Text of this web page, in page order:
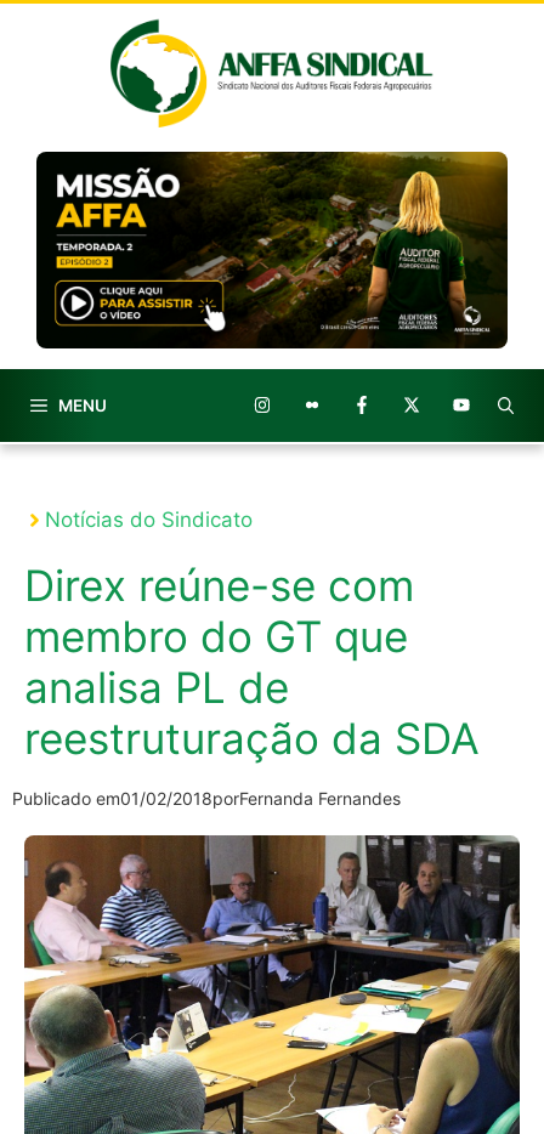
MENU
Notícias do Sindicato
Direx reúne-se com
membro do GT que
analisa PL de
reestruturação da SDA
Publicado em01/02/2018porFernanda Fernandes